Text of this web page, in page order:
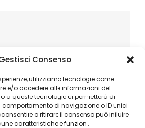
Gestisci Consenso
utilizziamo tecnologie come i
e/o accedere alle informazioni del
a queste tecnologie ci permetterà di
di navigazione o ID unici
o ritirare il consenso può influire
caratteristiche e funzioni.